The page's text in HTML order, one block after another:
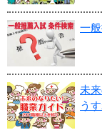
一
未
う